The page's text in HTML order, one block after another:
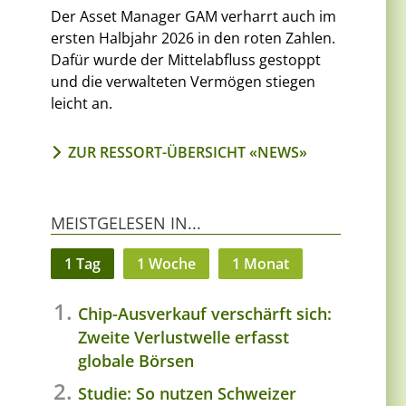
Der Asset Manager GAM verharrt auch im
ersten Halbjahr 2026 in den roten Zahlen.
Dafür wurde der Mittelabfluss gestoppt
und die verwalteten Vermögen stiegen
leicht an.
ZUR RESSORT-ÜBERSICHT «NEWS»
MEISTGELESEN IN...
1 Tag 1 Woche 1 Monat
Chip-Ausverkauf verschärft sich:
Zweite Verlustwelle erfasst
globale Börsen
Studie: So nutzen Schweizer